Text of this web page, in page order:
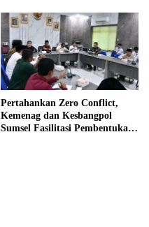
Pertahankan Zero Conflict,
Kemenag dan Kesbangpol
Sumsel Fasilitasi Pembentukan